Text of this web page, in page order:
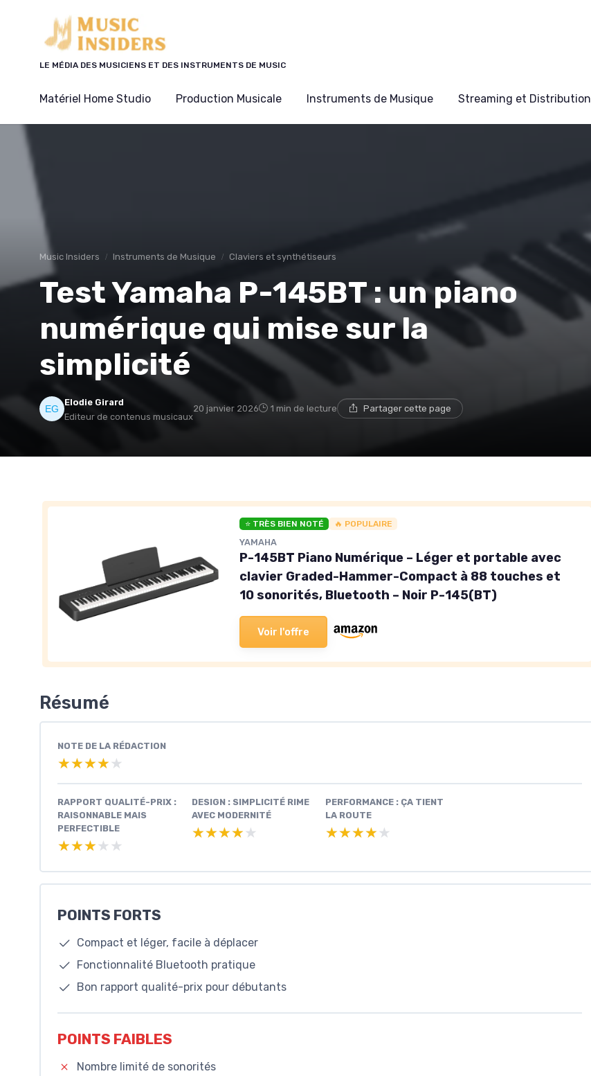
LE MÉDIA DES MUSICIENS ET DES INSTRUMENTS DE MUSIC
Matériel Home Studio Production Musicale Instruments de Musique Streaming et Distribution
Music Insiders Instruments de Musique Claviers et synthétiseurs
Test Yamaha P-145BT : un piano
numérique qui mise sur la
simplicité
Elodie Girard
Editeur de contenus musicaux
20 janvier 2026 1 min de lecture Partager cette page
⭐ TRÈS BIEN NOTÉ 🔥 POPULAIRE
YAMAHA
P-145BT Piano Numérique – Léger et portable avec
clavier Graded-Hammer-Compact à 88 touches et
10 sonorités, Bluetooth – Noir P-145(BT)
Voir l'offre
Résumé
NOTE DE LA RÉDACTION
★★★★★
★★★★★
RAPPORT QUALITÉ-PRIX :
RAISONNABLE MAIS
PERFECTIBLE
★★★★★
★★★★★
DESIGN : SIMPLICITÉ RIME
AVEC MODERNITÉ
★★★★★
★★★★★
PERFORMANCE : ÇA TIENT
LA ROUTE
★★★★★
★★★★★
POINTS FORTS
Compact et léger, facile à déplacer
Fonctionnalité Bluetooth pratique
Bon rapport qualité-prix pour débutants
POINTS FAIBLES
Nombre limité de sonorités